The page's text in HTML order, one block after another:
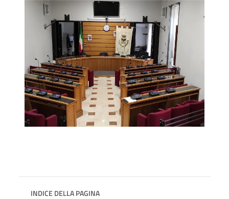
INDICE DELLA PAGINA